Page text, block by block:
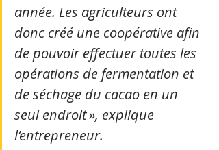
année. Les agriculteurs ont
donc créé une coopérative afin
de pouvoir effectuer toutes les
opérations de fermentation et
de séchage du cacao en un
seul endroit », explique
l’entrepreneur.